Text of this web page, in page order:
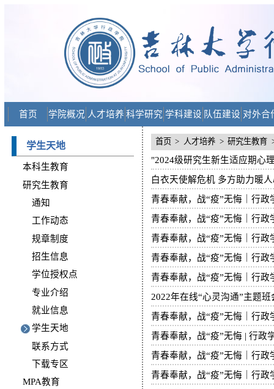
首页 学院概况 人才培养 科学研究 学科建设 队伍建设 对外合
学生天地
本科生教育
研究生教育
通知
工作动态
规章制度
招生信息
学位授权点
专业介绍
就业信息
学生天地
联系方式
下载专区
MPA教育
首页 > 人才培养 > 研究生教育
"2024级研究生新生适应期心
白衣天使解危机 多方助力暖
青春奉献，战“疫”无悔｜行
青春奉献，战“疫”无悔｜行
青春奉献，战“疫”无悔｜行
青春奉献，战“疫”无悔｜行
青春奉献，战“疫”无悔｜行
2022年在线“心灵沟通”主题
青春奉献，战“疫”无悔｜行
青春奉献，战“疫”无悔 | 行
青春奉献，战“疫”无悔｜行
青春奉献，战“疫”无悔｜行